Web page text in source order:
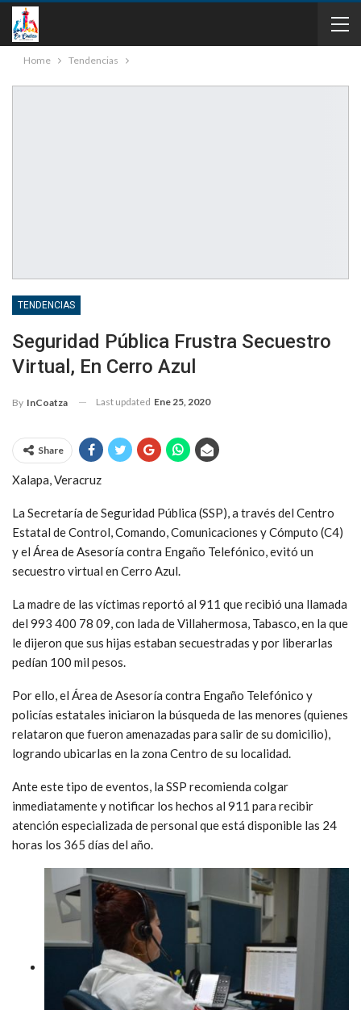
Home Tendencias
TENDENCIAS
Seguridad Pública Frustra Secuestro
Virtual, En Cerro Azul
By InCoatza Last updated Ene 25, 2020
Share
Xalapa, Veracruz
La Secretaría de Seguridad Pública (SSP), a través del Centro
Estatal de Control, Comando, Comunicaciones y Cómputo (C4)
y el Área de Asesoría contra Engaño Telefónico, evitó un
secuestro virtual en Cerro Azul.
La madre de las víctimas reportó al 911 que recibió una llamada
del 993 400 78 09, con lada de Villahermosa, Tabasco, en la que
le dijeron que sus hijas estaban secuestradas y por liberarlas
pedían 100 mil pesos.
Por ello, el Área de Asesoría contra Engaño Telefónico y
policías estatales iniciaron la búsqueda de las menores (quienes
relataron que fueron amenazadas para salir de su domicilio),
logrando ubicarlas en la zona Centro de su localidad.
Ante este tipo de eventos, la SSP recomienda colgar
inmediatamente y notificar los hechos al 911 para recibir
atención especializada de personal que está disponible las 24
horas los 365 días del año.